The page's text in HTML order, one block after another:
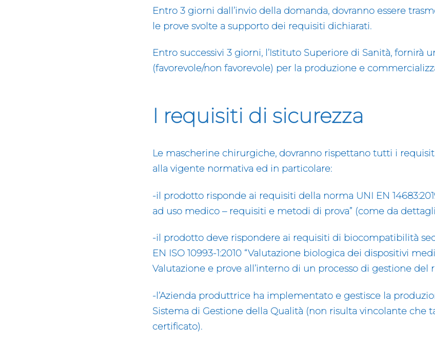
Entro 3 giorni dall’invio della domanda, dovranno essere
le prove svolte a supporto dei requisiti dichiarati.
Entro successivi 3 giorni, l’Istituto Superiore di Sanità, fornirà
(favorevole/non favorevole) per la produzione e
I requisiti di sicurezza
Le mascherine chirurgiche, dovranno rispettano tutti i
alla vigente normativa ed in particolare:
-il prodotto risponde ai requisiti della norma UNI EN
ad uso medico – requisiti e metodi di prova” (come da
-il prodotto deve rispondere ai requisiti di biocompatibilità
EN ISO 10993-1:2010 “Valutazione biologica dei dispositivi
Valutazione e prove all’interno di un processo di gestione del
-l’Azienda produttrice ha implementato e gestisce la
Sistema di Gestione della Qualità (non risulta vincolante che
certificato).